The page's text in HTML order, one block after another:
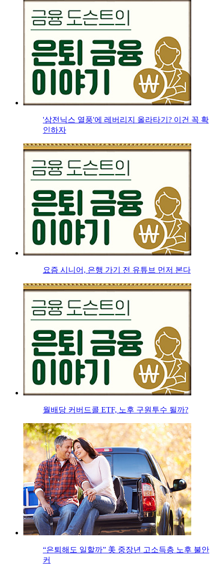
'삼전닉스 열풍'에 레버리지 올라타기? 이건 꼭 확
인하자
요즘 시니어, 은행 가기 전 유튜브 먼저 본다
월배당 커버드콜 ETF, 노후 구원투수 될까?
“은퇴해도 일할까” 美 중장년 고소득층 노후 불안
커